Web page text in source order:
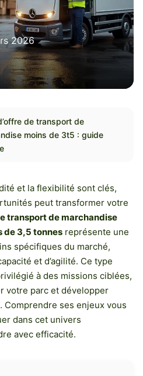
2026
de transport de
moins de 3t5 : guide
et la flexibilité sont clés,
peut transformer votre
transport de marchandise
de 3,5 tonnes représente une
spécifiques du marché,
et d’agilité. Ce type
à des missions ciblées,
votre parc et développer
ses enjeux vous
dans cet univers
avec efficacité.